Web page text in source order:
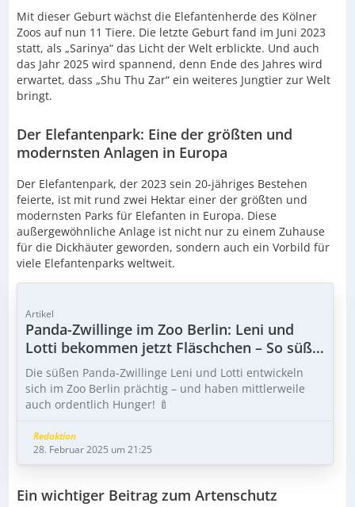
Mit dieser Geburt wächst die Elefantenherde des Kölner
Zoos auf nun 11 Tiere. Die letzte Geburt fand im Juni 2023
statt, als „Sarinya“ das Licht der Welt erblickte. Und auch
das Jahr 2025 wird spannend, denn Ende des Jahres wird
erwartet, dass „Shu Thu Zar“ ein weiteres Jungtier zur Welt
bringt.
Der Elefantenpark: Eine der größten und
modernsten Anlagen in Europa
Der Elefantenpark, der 2023 sein 20-jähriges Bestehen
feierte, ist mit rund zwei Hektar einer der größten und
modernsten Parks für Elefanten in Europa. Diese
außergewöhnliche Anlage ist nicht nur zu einem Zuhause
für die Dickhäuter geworden, sondern auch ein Vorbild für
viele Elefantenparks weltweit.
Artikel
Panda-Zwillinge im Zoo Berlin: Leni und
Lotti bekommen jetzt Fläschchen – So süß
ist ihr Alltag! 🐼
Die süßen Panda-Zwillinge Leni und Lotti entwickeln
sich im Zoo Berlin prächtig – und haben mittlerweile
auch ordentlich Hunger! 🍼
Redaktion
28. Februar 2025 um 21:25
Ein wichtiger Beitrag zum Artenschutz